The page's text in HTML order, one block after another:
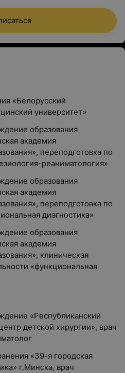
«Белорусский
университет»
образования
академия
переподготовка по
реаниматология»
образования
академия
переподготовка по
диагностика»
образования
академия
клиническая
«функциональная
«Республиканский
детской хирургии», врач
«39-я городская
г.Минска, врач